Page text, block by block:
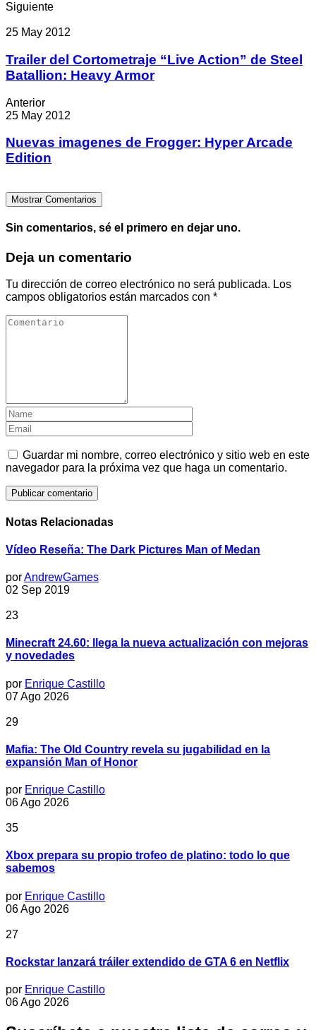
Siguiente
25 May 2012
Trailer del Cortometraje “Live Action” de Steel
Batallion: Heavy Armor
Anterior
25 May 2012
Nuevas imagenes de Frogger: Hyper Arcade
Edition
Mostrar Comentarios
Sin comentarios, sé el primero en dejar uno.
Deja un comentario
Tu dirección de correo electrónico no será publicada. Los
campos obligatorios están marcados con *
Guardar mi nombre, correo electrónico y sitio web en este
navegador para la próxima vez que haga un comentario.
Notas Relacionadas
Vídeo Reseña: The Dark Pictures Man of Medan
porAndrewGames
02 Sep 2019
23
Minecraft 24.60: llega la nueva actualización con mejoras
y novedades
por Enrique Castillo
07 Ago 2026
29
Mafia: The Old Country revela su jugabilidad en la
expansión Man of Honor
por Enrique Castillo
06 Ago 2026
35
Xbox prepara su propio trofeo de platino: todo lo que
sabemos
por Enrique Castillo
06 Ago 2026
27
Rockstar lanzará tráiler extendido de GTA 6 en Netflix
por Enrique Castillo
06 Ago 2026